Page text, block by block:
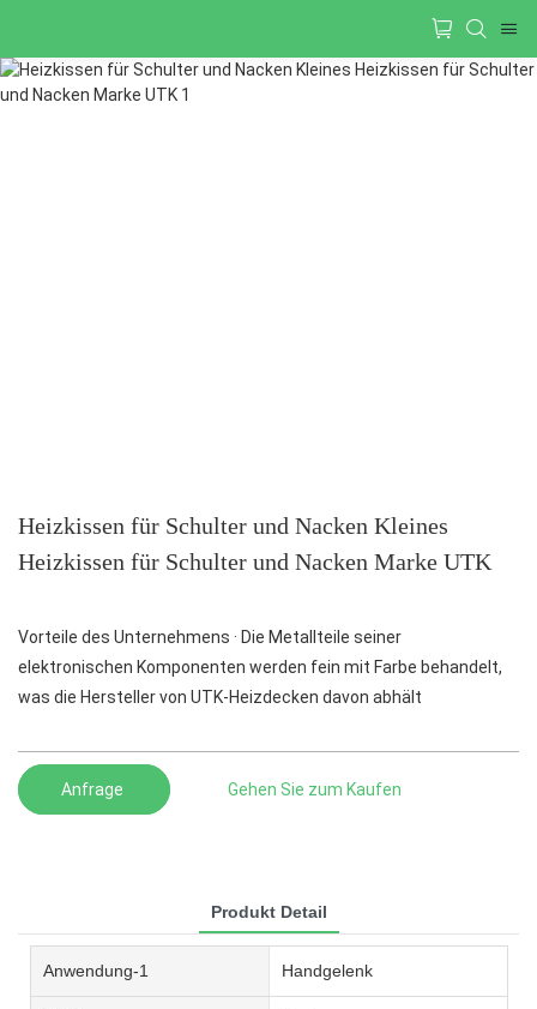
Heizkissen für Schulter und Nacken Kleines
Heizkissen für Schulter und Nacken Marke UTK
Vorteile des Unternehmens · Die Metallteile seiner
elektronischen Komponenten werden fein mit Farbe behandelt,
was die Hersteller von UTK-Heizdecken davon abhält
Anfrage Gehen Sie zum Kaufen
Produkt Detail
Anwendung-1 Handgelenk